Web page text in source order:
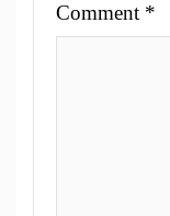
Comment *